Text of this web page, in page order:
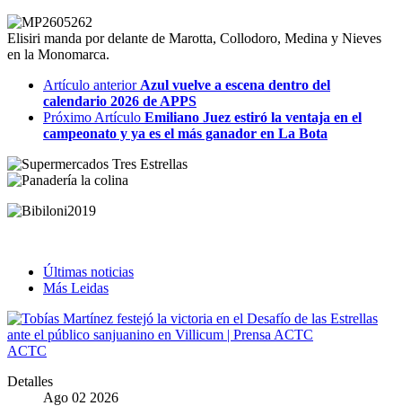
Elisiri manda por delante de Marotta, Collodoro, Medina y Nieves
en la Monomarca.
Artículo anterior Azul vuelve a escena dentro del
calendario 2026 de APPS
Próximo Artículo Emiliano Juez estiró la ventaja en el
campeonato y ya es el más ganador en La Bota
Últimas noticias
Más Leidas
ACTC
Detalles
Ago 02 2026